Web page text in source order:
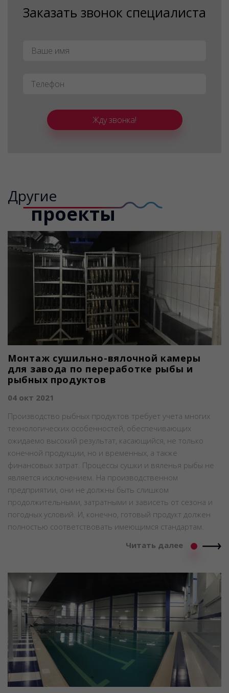
Заказать звонок специалиста
Имя*
Телефон *
Жду звонка!
Другие
проекты
Монтаж сушильно-вялочной камеры
для завода по переработке рыбы и
рыбных продуктов
04 окт 2021
Производство рыбных продуктов требует учета многих
технологических особенностей, обеспечивающих
ожидаемо высокий результат, касающийся, не только
конечной продукции, но и временных, а также
финансовых затрат. Процессы сушки и вяленья рыбы не
является исключением. На производственном
предприятии, они не должны быть слишком
продолжительными, затратными и зависеть от сезона и
погодных условий. И, конечно, готовый продукт должен
полностью соответствовать имеющимся стандартам.
Читать далее